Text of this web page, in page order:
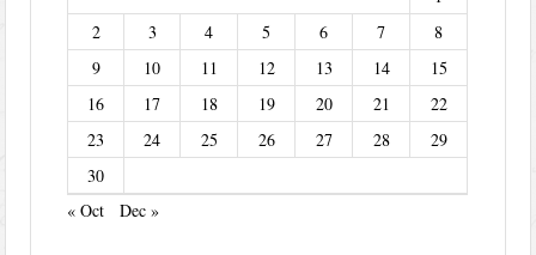
2
3 4 5 6 7
8
9
10 11 12 13 14
15
16
17 18 19 20 21
22
23
24 25 26 27 28
29
30
« Oct
Dec »